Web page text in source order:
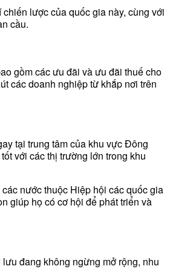
lược của quốc gia này, cùng với
cầu.
gồm các ưu đãi và ưu đãi thuế cho
các doanh nghiệp từ khắp nơi trên
tại trung tâm của khu vực Đông
với các thị trường lớn trong khu
nước thuộc Hiệp hội các quốc gia
giúp họ có cơ hội để phát triển và
đang không ngừng mở rộng, nhu